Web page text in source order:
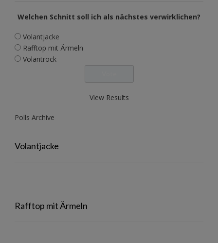
Welchen Schnitt soll ich als nächstes verwirklichen?
Volantjacke
Rafftop mit Ärmeln
Volantrock
View Results
Polls Archive
Volantjacke
Rafftop mit Ärmeln